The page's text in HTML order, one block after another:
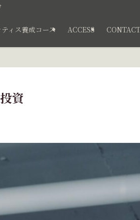
ティス養成コース ACCESS CONTACT
資